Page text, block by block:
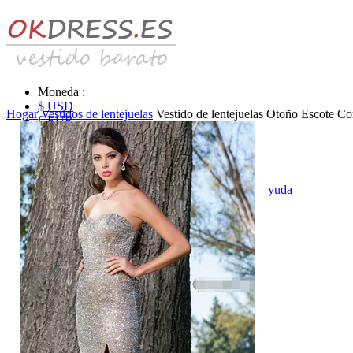
Moneda :
$ USD
€ EUR
£ GBP
₣ CHF
$ CAD
Identificarse & Registrarse |Obtener la contraseña Ayuda
Mensaje
Carro (0)
Vestidos de novia
Vestido de novia liquidación y venta
Vestidos de novia vendimia
Hogar Vestidos de lentejuelas Vestido de lentejuelas Otoño Escote